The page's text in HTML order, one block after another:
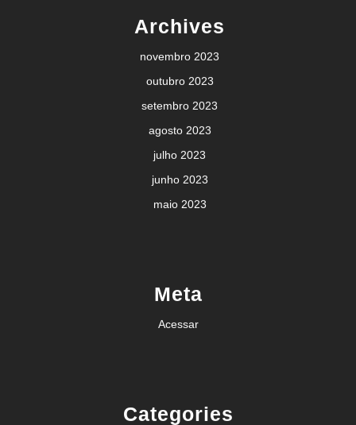
Archives
novembro 2023
outubro 2023
setembro 2023
agosto 2023
julho 2023
junho 2023
maio 2023
Meta
Acessar
Categories